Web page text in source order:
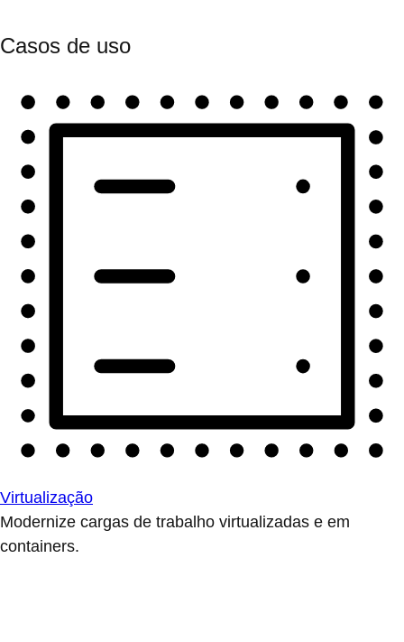
Casos de uso
Virtualização
Modernize cargas de trabalho virtualizadas e em
containers.